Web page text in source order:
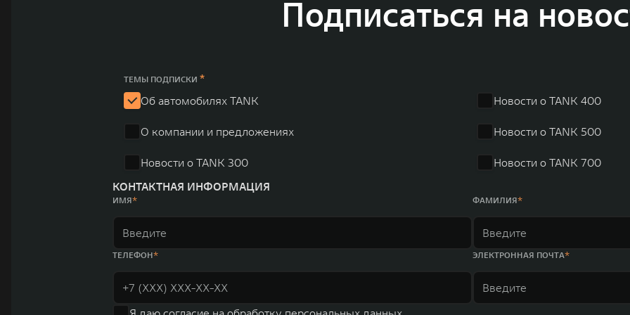
и современных автомобилей в более чем 60 регионах мира. В состав холдинга GWM входят 80 дочерних компаний, а штат включает более 60 000
млн автомобилей в год. По итогам 2021 года общая выручка компании увеличилась больше чем на 30% и составила 136,3 млрд юаней (1,6 трлн
пикапов в Китае. На сегодняшний день концерн GWM создал мировую систему исследований и разработок, включая центры в России, Китае,
Подписаться на
ТЕМЫ ПОДПИСКИ *
Об автомобилях TANK
О компании и предложениях
Новости о TANK 300
Новости о TANK 400
Новости о TANK 500
Новости о TANK 700
КОНТАКТНАЯ ИНФОРМАЦИЯ
ИМЯ ФАМИЛИЯ
ТЕЛЕФОН ЭЛЕКТРОННАЯ ПОЧТА